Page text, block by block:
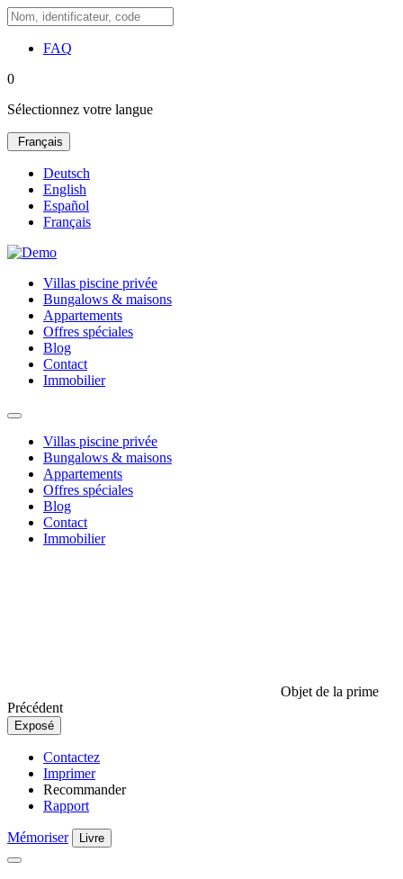
FAQ
0
Sélectionnez votre langue
Français
Deutsch
English
Español
Français
Villas piscine privée
Bungalows & maisons
Appartements
Offres spéciales
Blog
Contact
Immobilier
Villas piscine privée
Bungalows & maisons
Appartements
Offres spéciales
Blog
Contact
Immobilier
Objet de la prime
Précédent
Exposé
Contactez
Imprimer
Recommander
Rapport
Mémoriser Livre